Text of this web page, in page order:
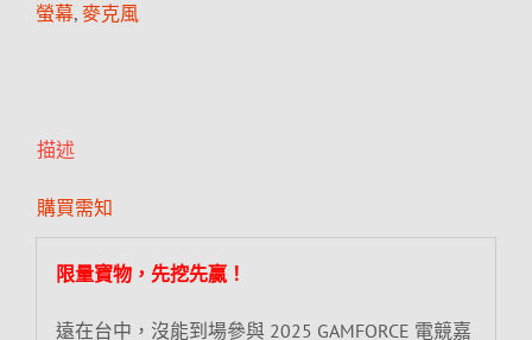
螢幕, 麥克風
描述
購買需知
限量寶物，先挖先贏！
遠在台中，沒能到場參與 2025 GAMFORCE 電競嘉